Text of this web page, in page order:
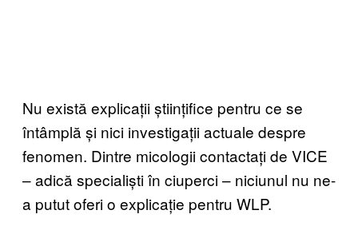
Nu există explicații științifice pentru ce se
întâmplă și nici investigații actuale despre
fenomen. Dintre micologii contactați de VICE
– adică specialiști în ciuperci – niciunul nu ne-
a putut oferi o explicație pentru WLP.